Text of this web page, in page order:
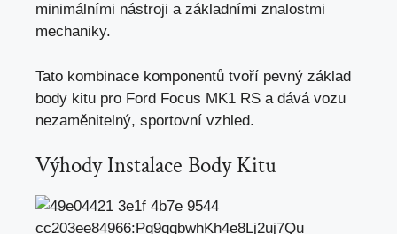
minimálními nástroji a základními znalostmi
mechaniky.
Tato kombinace komponentů tvoří pevný základ
body kitu pro Ford Focus MK1 RS a dává vozu
nezaměnitelný, sportovní vzhled.
Výhody Instalace Body Kitu